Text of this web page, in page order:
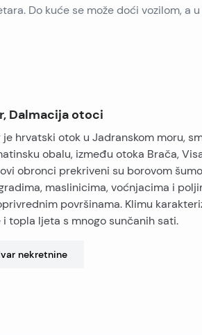
Do kuće se može doći vozilom, a
Dalmacija otoci
je hrvatski otok u Jadranskom moru,
obalu, između otoka Brača,
obronci prekriveni su borovom
maslinicima, voćnjacima i
površinama. Klimu
i topla ljeta s mnogo sunčanih sati.
nekretnine